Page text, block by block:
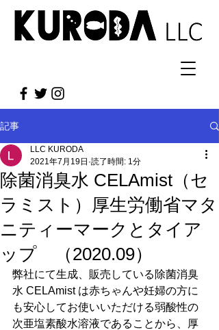
記事
除菌消臭水 CELAmist（セ
ラミスト）厚生労働省マタ
ニティーマークとタイア
ップ （2020.09）
LLC KURODA
2021年7月19日 読了時間: 1分
弊社にて生成、販売している除菌消臭
水 CELAmist は赤ちゃんや妊婦の方に
も安心してお使いいただける弱酸性の
次亜塩素酸水溶液であることから、厚